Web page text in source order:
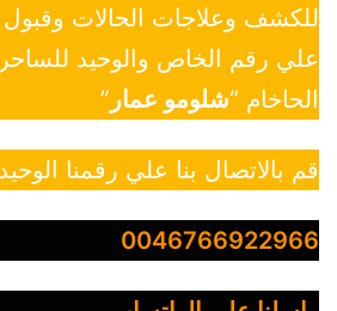
للكشف وعلاجات الحالات
علي رقم الخاص والوحيد
الحاخام “شلومو عمار ”
قم بالاتصال بنا علي رقمنا الوحيد
0046766922966